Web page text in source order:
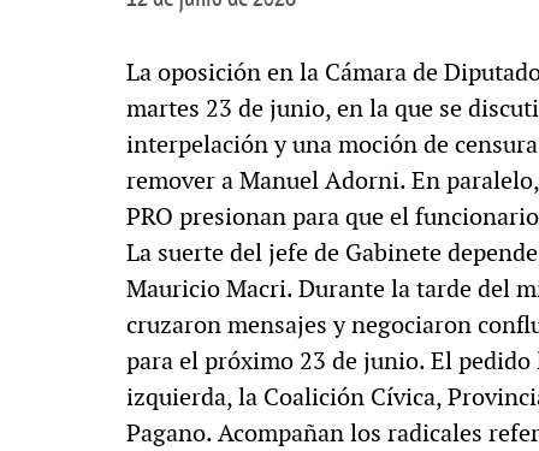
La oposición en la Cámara de
martes 23 de junio, en la que se
interpelación y una moción de
remover a Manuel Adorni. En
PRO presionan para que el
La suerte del jefe de Gabinete
Mauricio Macri. Durante la tarde del
cruzaron mensajes y negociaron
para el próximo 23 de junio. El
izquierda, la Coalición Cívica,
Pagano. Acompañan los radicales